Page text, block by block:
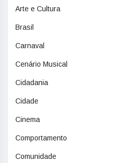
Arte e Cultura
Brasil
Carnaval
Cenário Musical
Cidadania
Cidade
Cinema
Comportamento
Comunidade